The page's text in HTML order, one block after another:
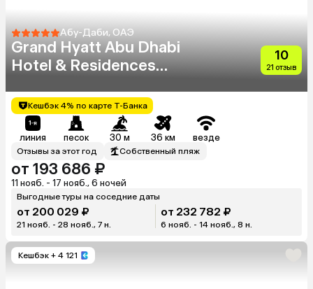
Абу-Даби, ОАЭ
Grand Hyatt Abu Dhabi
Hotel & Residences
10
21 отзыв
Кешбэк 4% по карте Т-Банка
линия песок 30 м 36 км везде
Отзывы за этот год Собственный пляж
от 193 686 ₽
11 нояб. - 17 нояб., 6 ночей
Выгодные туры на соседние даты
от 200 029 ₽
21 нояб. - 28 нояб., 7 н.
от 232 782 ₽
6 нояб. - 14 нояб., 8 н.
Кешбэк + 4 121